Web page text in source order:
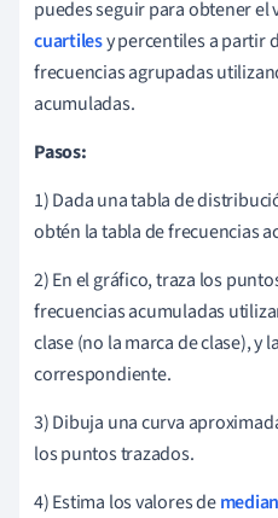
puedes seguir para obtener el
cuartilesy percentiles a partir
frecuencias agrupadas
acumuladas.
Pasos:
1) Dada una tabla de
obtén la tabla de frecuencias
2) En el gráfico, traza los
frecuencias acumuladas
clase (no la marca de clase), y
correspondiente.
3) Dibuja una curva
los puntos trazados.
4) Estima los valores de